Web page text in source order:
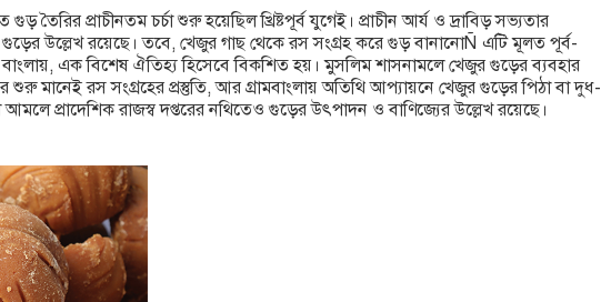
গুড় তৈরির প্রাচীনতম চর্চা শুরু হয়েছিল খ্রিষ্টপূর্ব যুগেই। প্রাচীন আর্য ও দ্রাবিড় সভ্যতার
গুড়ের উল্লেখ রয়েছে। তবে, খেজুর গাছ থেকে রস সংগ্রহ করে গুড় বানানোÑ এটি মূলত পূর্ব-
এক বিশেষ ঐতিহ্য হিসেবে বিকশিত হয়। মুসলিম শাসনামলে খেজুর গুড়ের ব্যবহার
শুরু মানেই রস সংগ্রহের প্রস্তুতি, আর গ্রামবাংলায় অতিথি আপ্যায়নে খেজুর গুড়ের পিঠা বা দুধ-
আমলে প্রাদেশিক রাজস্ব দপ্তরের নথিতেও গুড়ের উৎপাদন ও বাণিজ্যের উল্লেখ রয়েছে।